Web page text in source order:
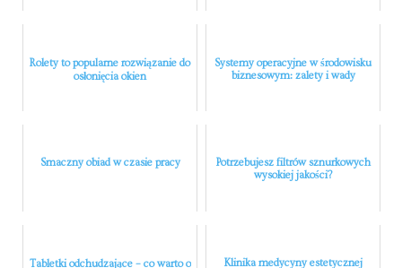
Rolety to popularne rozwiązanie do
osłonięcia okien
Systemy operacyjne w środowisku
biznesowym: zalety i wady
Smaczny obiad w czasie pracy
Potrzebujesz filtrów sznurkowych
wysokiej jakości?
Tabletki odchudzające – co warto o
Klinika medycyny estetycznej